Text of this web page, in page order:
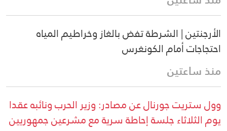
الأرجنتين | الشرطة تفض بالغاز وخراطيم المياه
احتجاجات أمام الكونغرس
منذ ساعتين
وول ستريت جورنال عن مصادر: وزير الحرب ونائبه عقدا
يوم الثلاثاء جلسة إحاطة سرية مع مشرعين جمهوريين